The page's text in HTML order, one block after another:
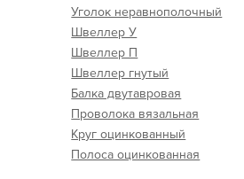
Уголок неравнополочный
Швеллер У
Швеллер П
Швеллер гнутый
Балка двутавровая
Проволока вязальная
Круг оцинкованный
Полоса оцинкованная